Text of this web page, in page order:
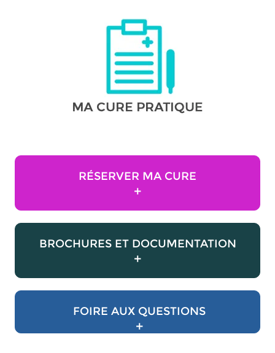
RÉSERVER MA CURE
+
BROCHURES ET DOCUMENTATION
+
FOIRE AUX QUESTIONS
+